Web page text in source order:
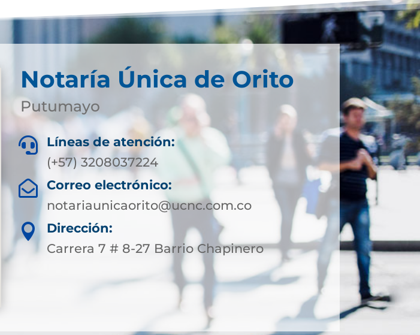
Notaría Única de Orito
Putumayo

Líneas de atención:
(+57) 3208037224
 Correo electrónico:
notariaunicaorito@ucnc.com.co

Dirección:
Carrera 7 # 8-27 Barrio Chapinero